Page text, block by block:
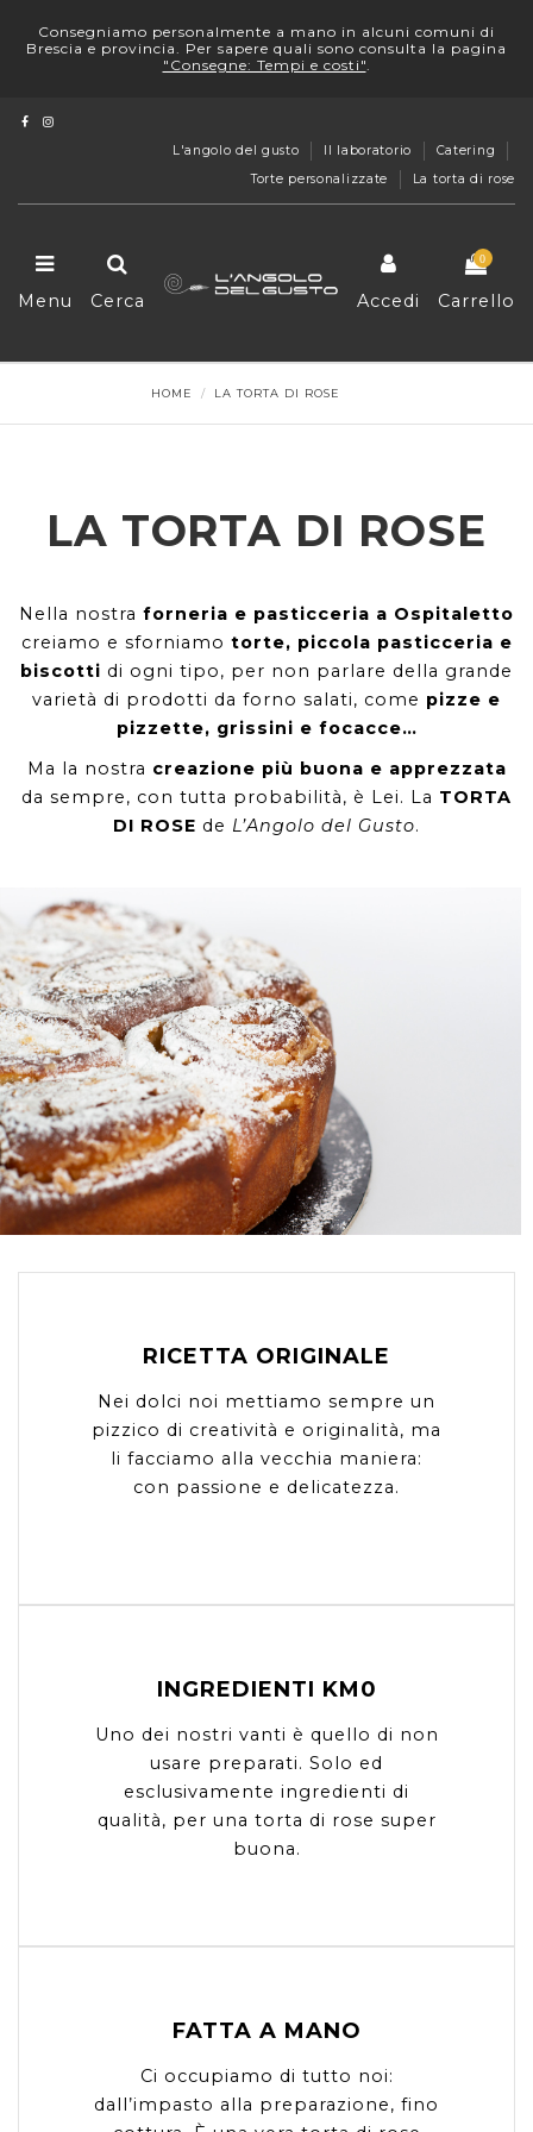
Consegniamo personalmente a mano in alcuni comuni di
Brescia e provincia. Per sapere quali sono consulta la pagina
"Consegne: Tempi e costi".
L'angolo del gusto Il laboratorio
Catering
Torte personalizzate
La torta di rose
Menu Cerca Accedi
0
Carrello
HOME LA TORTA DI ROSE
LA TORTA DI ROSE
Nella nostra forneria e pasticceria a Ospitaletto
creiamo e sforniamo torte, piccola pasticceria e
biscotti di ogni tipo, per non parlare della grande
varietà di prodotti da forno salati, come pizze e
pizzette, grissini e focacce…
Ma la nostra creazione più buona e apprezzata
da sempre, con tutta probabilità, è Lei. La TORTA
DI ROSE de L’Angolo del Gusto.
RICETTA ORIGINALE
Nei dolci noi mettiamo sempre un
pizzico di creatività e originalità, ma
li facciamo alla vecchia maniera:
con passione e delicatezza.
INGREDIENTI KM0
Uno dei nostri vanti è quello di non
usare preparati. Solo ed
esclusivamente ingredienti di
qualità, per una torta di rose super
buona.
FATTA A MANO
Ci occupiamo di tutto noi:
dall’impasto alla preparazione, fino